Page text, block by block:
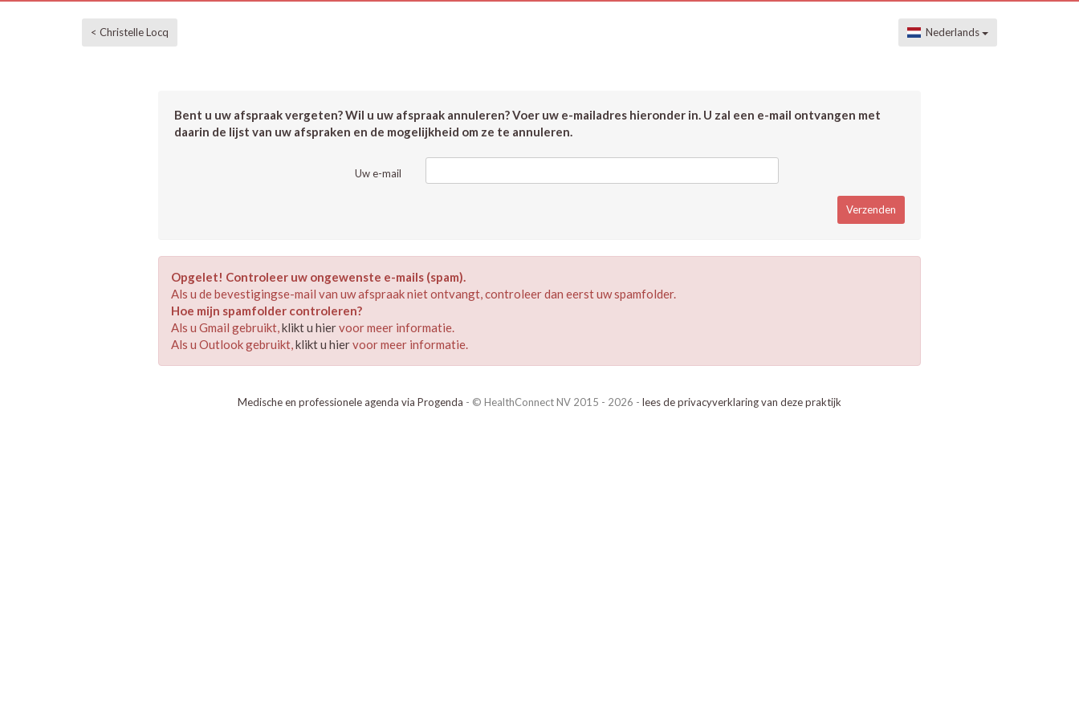
< Christelle Locq Nederlands
Bent u uw afspraak vergeten? Wil u uw afspraak annuleren? Voer uw e-mailadres hieronder in. U zal een e-mail ontvangen met
daarin de lijst van uw afspraken en de mogelijkheid om ze te annuleren.
Uw e-mail
Opgelet! Controleer uw ongewenste e-mails (spam).
Als u de bevestigingse-mail van uw afspraak niet ontvangt, controleer dan eerst uw spamfolder.
Hoe mijn spamfolder controleren?
Als u Gmail gebruikt,klikt u hiervoor meer informatie.
Als u Outlook gebruikt,klikt u hiervoor meer informatie.
Medische en professionele agenda via Progenda - © HealthConnect NV 2015 - 2026 - lees de privacyverklaring van deze praktijk